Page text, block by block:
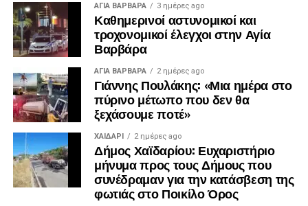
ΑΓΙΑ ΒΑΡΒΑΡΑ 3 ημέρες ago
Καθημερινοί αστυνομικοί και
τροχονομικοί έλεγχοι στην Αγία
Βαρβάρα
ΑΓΙΑ ΒΑΡΒΑΡΑ 2 ημέρες ago
Γιάννης Πουλάκης: «Μια ημέρα στο
πύρινο μέτωπο που δεν θα
ξεχάσουμε ποτέ»
ΧΑΪΔΑΡΙ 2 ημέρες ago
Δήμος Χαϊδαρίου: Ευχαριστήριο
μήνυμα προς τους Δήμους που
συνέδραμαν για την κατάσβεση της
φωτιάς στο Ποικίλο Όρος